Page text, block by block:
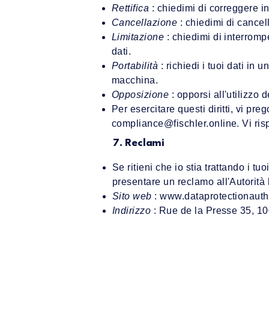
Rettifica : chiedimi di correggere
Cancellazione : chiedimi di
Limitazione : chiedimi di
dati.
Portabilità : richiedi i tuoi dati in
macchina.
Opposizione : opporsi all'utilizzo
Per esercitare questi diritti, vi
compliance@fischler.online. Vi
7. Reclami
Se ritieni che io stia trattando i
presentare un reclamo
Sito web :
Indirizzo : Rue de la Presse 35,